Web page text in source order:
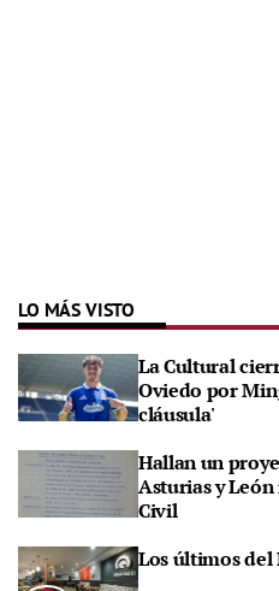
LO MÁS VISTO
La Cultural
Oviedo por
cláusula'
Hallan un
Asturias y
Civil
Los últimos del